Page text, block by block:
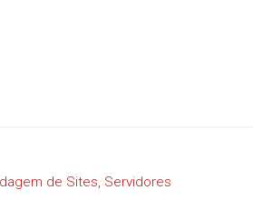
de Sites, Servidores